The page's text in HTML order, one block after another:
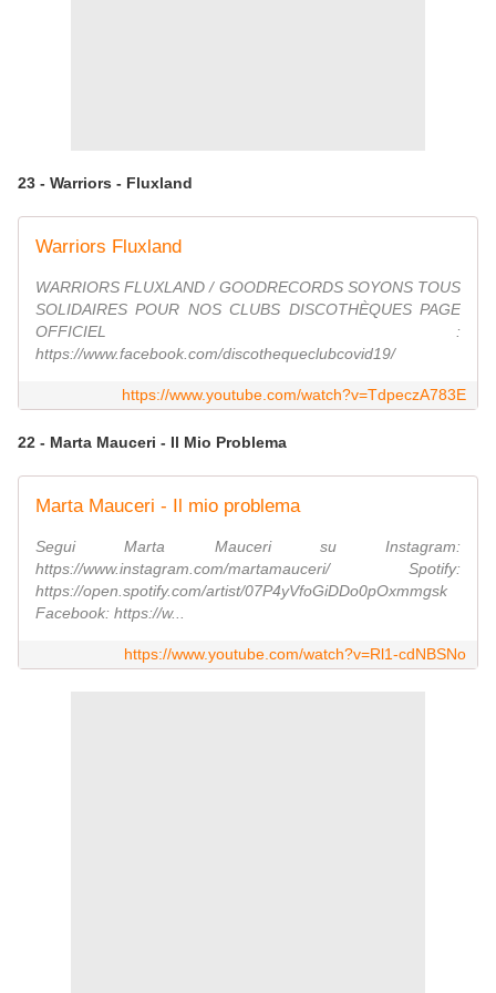
23 - Warriors - Fluxland
Warriors Fluxland
WARRIORS FLUXLAND / GOODRECORDS SOYONS TOUS
SOLIDAIRES POUR NOS CLUBS DISCOTHÈQUES PAGE
OFFICIEL :
https://www.facebook.com/discothequeclubcovid19/
https://www.youtube.com/watch?v=TdpeczA783E
22 - Marta Mauceri - Il Mio Problema
Marta Mauceri - Il mio problema
Segui Marta Mauceri su Instagram:
https://www.instagram.com/martamauceri/ Spotify:
https://open.spotify.com/artist/07P4yVfoGiDDo0pOxmmgsk
Facebook: https://w...
https://www.youtube.com/watch?v=Rl1-cdNBSNo